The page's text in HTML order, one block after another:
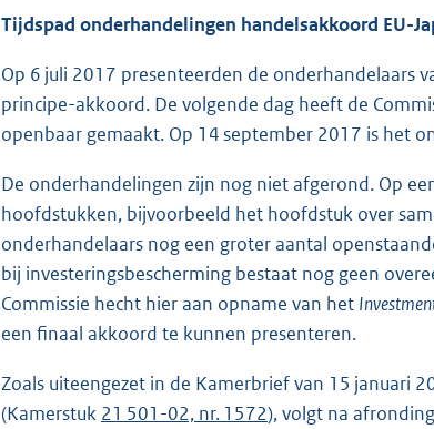
Tijdspad onderhandelingen handelsakkoord EU-
Op 6 juli 2017 presenteerden de onderhandelaars
principe-akkoord. De volgende dag heeft de
openbaar gemaakt. Op 14 september 2017 is het
De onderhandelingen zijn nog niet afgerond. Op
hoofdstukken, bijvoorbeeld het hoofdstuk over
onderhandelaars nog een groter aantal
bij investeringsbescherming bestaat nog geen
Commissie hecht hier aan opname van het
een finaal akkoord te kunnen presenteren.
Zoals uiteengezet in de Kamerbrief van 15 januari
(Kamerstuk 21 501-02, nr. 1572), volgt na